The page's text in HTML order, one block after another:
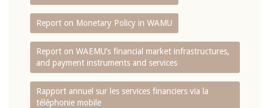
Report on Monetary Policy in WAMU
Report on WAEMU’s financial market infrastructures,
and payment instruments and services
Rapport annuel sur les services financiers via la
téléphonie mobile